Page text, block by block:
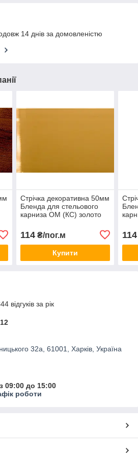
14 днів за домовленістю
Стрічка декоративна 50мм
Бленда для стельового
карниза ОМ (КС) золото
114₴/пог.м
Купити
114
відгуків за рік
32а, 61001, Харків, Україна
09:00 до 15:00
роботи